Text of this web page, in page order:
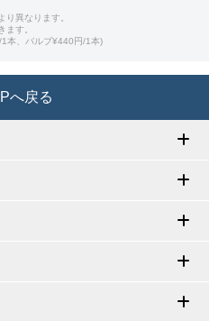
り異なります。
す。
本、バルブ¥440円/1本)
へ戻る